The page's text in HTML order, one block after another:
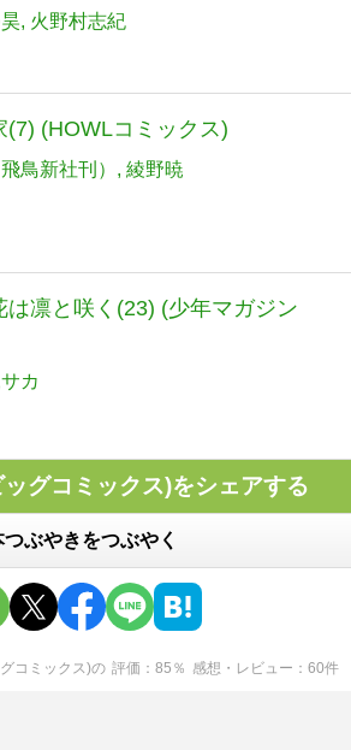
火野村志紀
(7) (HOWLコミックス)
鳥新社刊） 綾野暁
は凛と咲く(23) (少年マガジン
カ
グコミックス)をシェアする
つぶやきをつぶやく
コミックス)の 評価 85 ％ 感想・レビュー 60件